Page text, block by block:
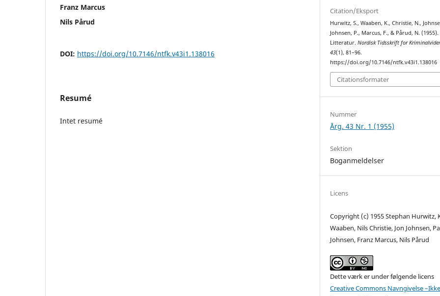
Franz Marcus
Nils Pårud
DOI: https://doi.org/10.7146/ntfk.v43i1.138016
Resumé
Intet resumé
Citation/Eksport
Hurwitz, S., Waaben, K., Christie, N.,
Johnsen, P., Marcus, F., & Pårud, N. (1955).
Litteratur.Nordisk Tidsskrift for
43(1), 81–96.
https://doi.org/10.7146/ntfk.v43i1.138016
Citationsformater
Nummer
Årg. 43 Nr. 1 (1955)
Sektion
Boganmeldelser
Licens
Copyright (c) 1955 Stephan Hurwitz,
Waaben, Nils Christie, Jon Johnsen,
Johnsen, Franz Marcus, Nils Pårud
Dette værk er under følgende licens
Creative Commons Navngivelse